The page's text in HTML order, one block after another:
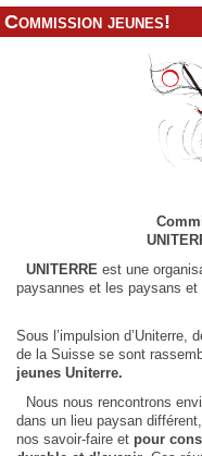
Commission jeunes!
UNITERRE est une
paysannes et les paysans et
Sous l’impulsion d’Uniterre,
de la Suisse se sont
jeunes Uniterre.
Nous nous rencontrons
dans un lieu paysan
nos savoir-faire et pour